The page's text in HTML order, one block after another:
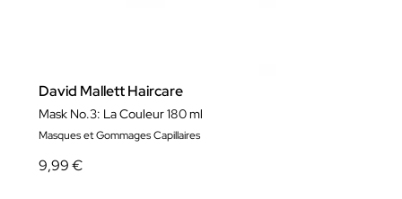
David Mallett Haircare
Mask No.3: La Couleur 180 ml
Masques et Gommages Capillaires
9,99 €